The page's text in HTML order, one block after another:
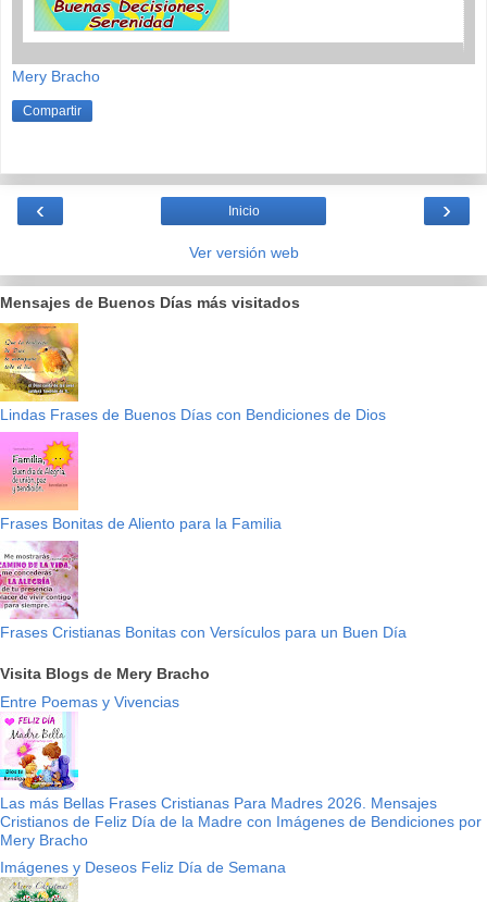
Mery Bracho
Compartir
‹ ›
Inicio
Ver versión web
Mensajes de Buenos Días más visitados
Lindas Frases de Buenos Días con Bendiciones de Dios
Frases Bonitas de Aliento para la Familia
Frases Cristianas Bonitas con Versículos para un Buen Día
Visita Blogs de Mery Bracho
Entre Poemas y Vivencias
Las más Bellas Frases Cristianas Para Madres 2026. Mensajes
Cristianos de Feliz Día de la Madre con Imágenes de Bendiciones por
Mery Bracho
Imágenes y Deseos Feliz Día de Semana